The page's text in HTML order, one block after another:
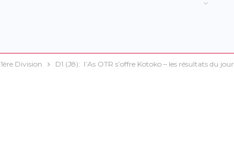
1ère Division D1 (J8): l’As OTR s’offre Kotoko – les résultats du jour